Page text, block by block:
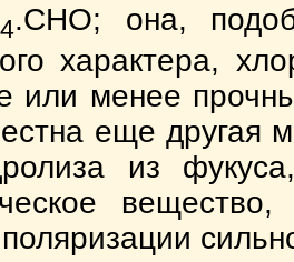
4.СНО; она,
характера,
или менее
еще другая
из
поляризации